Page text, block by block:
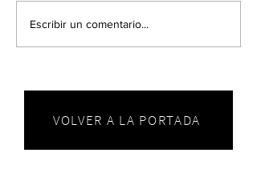
Escribir un comentario...
VOLVER A LA PORTADA